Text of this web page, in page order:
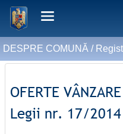
DESPRE COMUNĂ /
OFERTE
Legii nr. 17/